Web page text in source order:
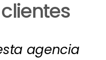
agencia